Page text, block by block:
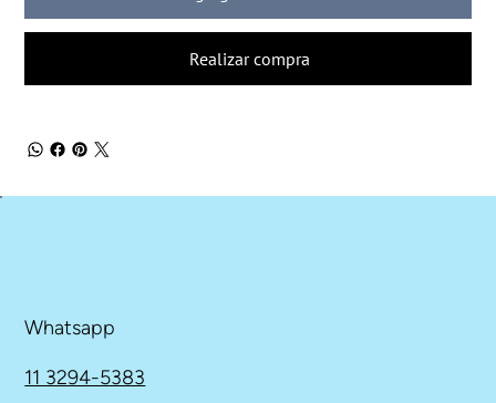
Realizar compra
Whatsapp
11 3294-5383